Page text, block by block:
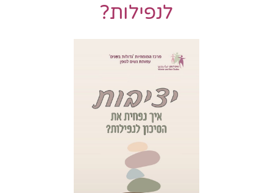
לנפילות?